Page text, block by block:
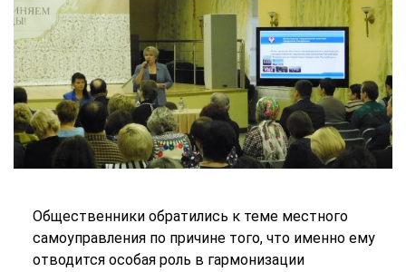
Общественники обратились к теме местного
самоуправления по причине того, что именно ему
отводится особая роль в гармонизации